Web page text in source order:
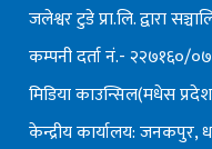
जलेश्वर टुडे प्रा.लि. द्वारा
कम्पनी दर्ता नं.- २२७१६०/
मिडिया काउन्सिल(मधेस
केन्द्रीय कार्यालय: जनकपुर,